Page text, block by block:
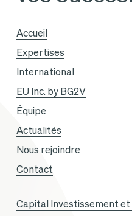
Accueil
Expertises
International
EU Inc. by BG2V
Équipe
Actualités
Nous rejoindre
Contact
Capital Investissement et